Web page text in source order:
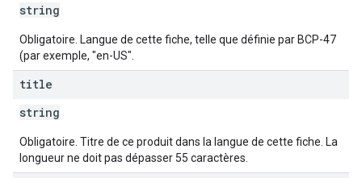
string
Obligatoire. Langue de cette fiche, telle que définie par BCP-47
(par exemple, "en-US".
title
string
Obligatoire. Titre de ce produit dans la langue de cette fiche. La
longueur ne doit pas dépasser 55 caractères.